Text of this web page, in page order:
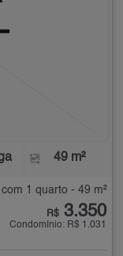
49 m²
1 quarto - 49 m²
R$ 3.350
Condomínio: R$ 1.031